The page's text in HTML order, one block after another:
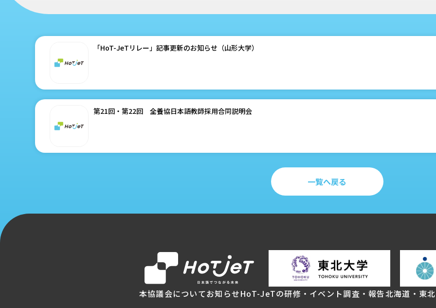
「HoT-JeTリレー」記事更新のお知らせ（山形大学）
第21回・第22回 全養協日本語教師採用合同説明会
一覧へ戻る
本協議会についてお知らせHoT-JeTの研修・イベント調査・報告北海道・東